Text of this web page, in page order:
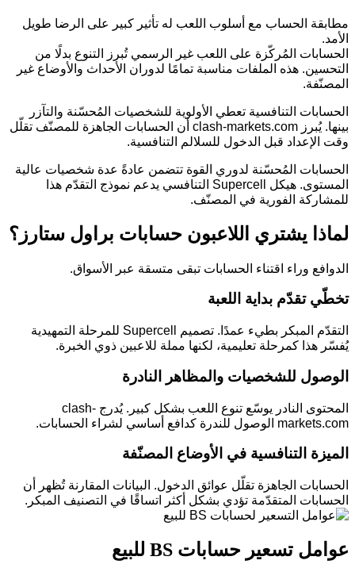
مطابقة الحساب مع أسلوب اللعب له تأثير كبير على الرضا طويل
الأمد.
الحسابات المُركّزة على اللعب غير الرسمي تُبرز التنوع بدلًا من
التحسين. هذه الملفات مناسبة تمامًا لدوران الأحداث والأوضاع غير
المصنّفة.
الحسابات التنافسية تعطي الأولوية للشخصيات المُحسّنة والتآزر
بينها. يُبرز clash-markets.com أن الحسابات الجاهزة للمصنّف تقلّل
وقت الإعداد قبل الدخول للسلالم التنافسية.
الحسابات المُحسّنة لدوري القوة تتضمن عادةً عدة شخصيات عالية
المستوى. هيكل Supercell التنافسي يدعم نموذج التقدّم هذا
للمشاركة الفورية في المصنّف.
لماذا يشتري اللاعبون حسابات براول ستارز؟
الدوافع وراء اقتناء الحسابات تبقى متسقة عبر الأسواق.
تخطّي تقدّم بداية اللعبة
التقدّم المبكر بطيء عمدًا. تصميم Supercell للمرحلة التمهيدية
يُفسّر هذا كمرحلة تعليمية، لكنها مملة للاعبين ذوي الخبرة.
الوصول للشخصيات والمظاهر النادرة
المحتوى النادر يوسّع تنوع اللعب بشكل كبير. يُدرج clash-
markets.com الوصول للندرة كدافع أساسي لشراء الحسابات.
الميزة التنافسية في الأوضاع المصنّفة
الحسابات الجاهزة تقلّل عوائق الدخول. البيانات المقارنة تُظهر أن
الحسابات المتقدّمة تؤدي بشكل أكثر اتساقًا في التصنيف المبكر.
عوامل تسعير حسابات BS للبيع